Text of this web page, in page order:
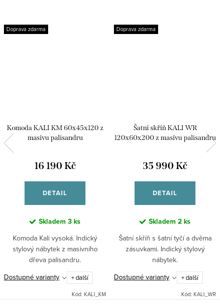
Doprava zdarma
Komoda KALI KM 60x45x120 z
masívu palisandru
16 190 Kč
DETAIL
Skladem 3 ks
Komoda Kali vysoká. Indický
stylový nábytek z masivního
dřeva palisandru.
Dostupné varianty
+ další
Kód: KALI_KM
Doprava zdarma
Šatní skříň KALI WR
120x60x200 z masívu palisandru
35 990 Kč
DETAIL
Skladem 2 ks
Šatní skříň s šatní tyčí a dvěma
zásuvkami. Indický stylový
nábytek.
Dostupné varianty
+ další
Kód: KALI_WR